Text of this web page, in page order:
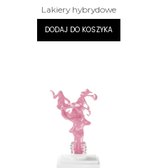
Lakiery hybrydowe
DODAJ DO KOSZYKA